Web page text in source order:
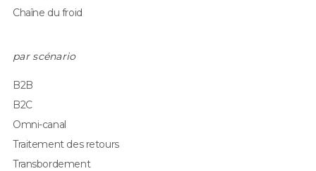
Chaîne du froid
par scénario
B2B
B2C
Omni-canal
Traitement des retours
Transbordement